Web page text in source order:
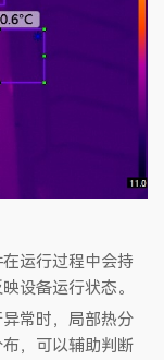
运行过程中会持
设备运行状态。
常时，局部热分
，可以辅助判断